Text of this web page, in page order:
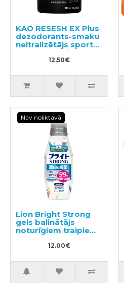
KAO RESESH EX Plus
dezodorants-smaku
neitralizētājs sporta
un darba apģērbam,
pildviela 310ml
12.50€
Nav noliktavā
Lion Bright Strong
gels balinātājs
noturīgiem traipiem
ar antibakteriālu
efektu 510ml
12.00€